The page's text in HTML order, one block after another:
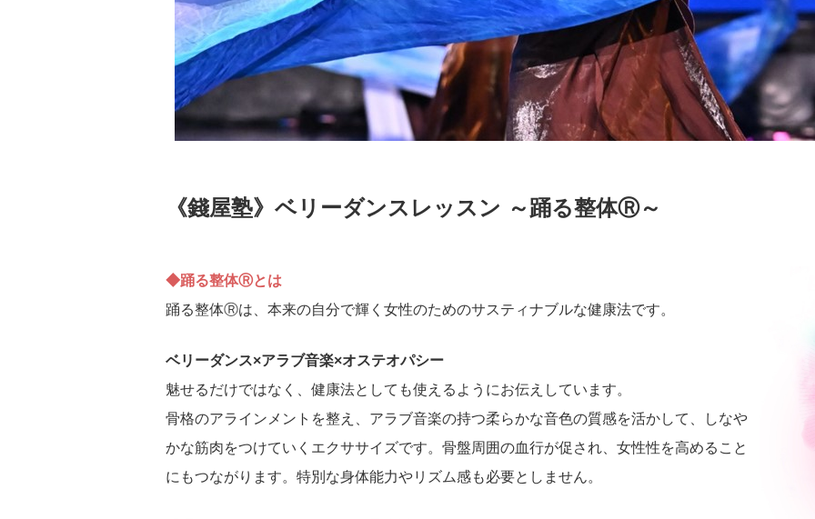
《錢屋塾》ベリーダンスレッスン ～踊る整体Ⓡ～
◆踊る整体Ⓡとは
踊る整体Ⓡは、本来の自分で輝く女性のためのサスティナブルな健康法です。
ベリーダンス×アラブ音楽×オステオパシー
魅せるだけではなく、健康法としても使えるようにお伝えしています。
骨格のアラインメントを整え、アラブ音楽の持つ柔らかな音色の質感を活かして、しなや
かな筋肉をつけていくエクササイズです。骨盤周囲の血行が促され、女性性を高めること
にもつながります。特別な身体能力やリズム感も必要としません。